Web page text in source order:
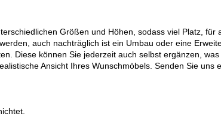
Größen und Höhen, sodass viel Platz,
auch nachträglich ist ein Umbau oder eine
Diese können Sie jederzeit auch selbst ergänzen,
Ansicht Ihres Wunschmöbels. Senden Sie uns